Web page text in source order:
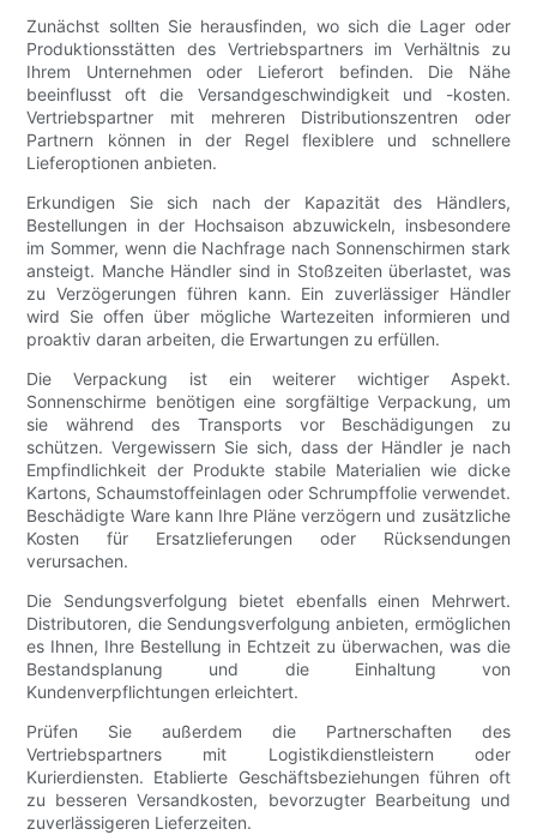
Zunächst sollten Sie herausfinden, wo sich die Lager oder
Produktionsstätten des Vertriebspartners im Verhältnis zu
Ihrem Unternehmen oder Lieferort befinden. Die Nähe
beeinflusst oft die Versandgeschwindigkeit und -kosten.
Vertriebspartner mit mehreren Distributionszentren oder
Partnern können in der Regel flexiblere und schnellere
Lieferoptionen anbieten.
Erkundigen Sie sich nach der Kapazität des Händlers,
Bestellungen in der Hochsaison abzuwickeln, insbesondere
im Sommer, wenn die Nachfrage nach Sonnenschirmen stark
ansteigt. Manche Händler sind in Stoßzeiten überlastet, was
zu Verzögerungen führen kann. Ein zuverlässiger Händler
wird Sie offen über mögliche Wartezeiten informieren und
proaktiv daran arbeiten, die Erwartungen zu erfüllen.
Die Verpackung ist ein weiterer wichtiger Aspekt.
Sonnenschirme benötigen eine sorgfältige Verpackung, um
sie während des Transports vor Beschädigungen zu
schützen. Vergewissern Sie sich, dass der Händler je nach
Empfindlichkeit der Produkte stabile Materialien wie dicke
Kartons, Schaumstoffeinlagen oder Schrumpffolie verwendet.
Beschädigte Ware kann Ihre Pläne verzögern und zusätzliche
Kosten für Ersatzlieferungen oder Rücksendungen
verursachen.
Die Sendungsverfolgung bietet ebenfalls einen Mehrwert.
Distributoren, die Sendungsverfolgung anbieten, ermöglichen
es Ihnen, Ihre Bestellung in Echtzeit zu überwachen, was die
Bestandsplanung und die Einhaltung von
Kundenverpflichtungen erleichtert.
Prüfen Sie außerdem die Partnerschaften des
Vertriebspartners mit Logistikdienstleistern oder
Kurierdiensten. Etablierte Geschäftsbeziehungen führen oft
zu besseren Versandkosten, bevorzugter Bearbeitung und
zuverlässigeren Lieferzeiten.